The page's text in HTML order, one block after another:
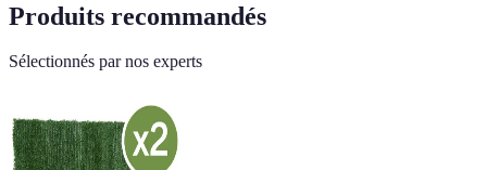
Produits recommandés
Sélectionnés par nos experts